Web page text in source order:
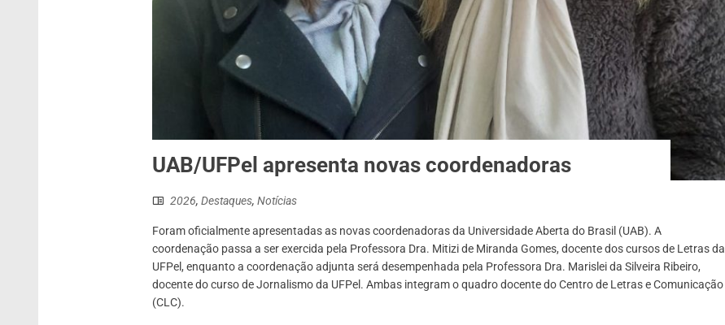
UAB/UFPel apresenta novas coordenadoras
2026, Destaques, Notícias
Foram oficialmente apresentadas as novas coordenadoras da Universidade Aberta do Brasil (UAB). A
coordenação passa a ser exercida pela Professora Dra. Mitizi de Miranda Gomes, docente dos cursos de Letras da
UFPel, enquanto a coordenação adjunta será desempenhada pela Professora Dra. Marislei da Silveira Ribeiro,
docente do curso de Jornalismo da UFPel. Ambas integram o quadro docente do Centro de Letras e Comunicação
(CLC).